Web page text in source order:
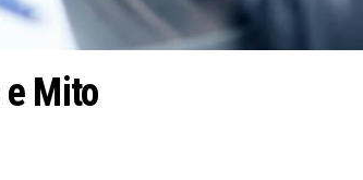
Mito